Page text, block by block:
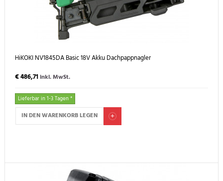
HiKOKI NV1845DA Basic 18V Akku Dachpappnagler
€ 486,71inkl. MwSt.
Lieferbar in 1-3 Tagen *
IN DEN WARENKORB LEGEN